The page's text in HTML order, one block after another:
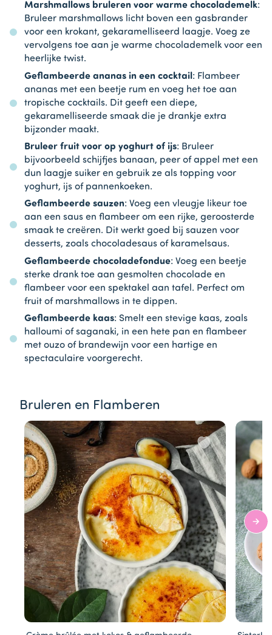
Marshmallows bruleren voor warme chocolademelk:
Bruleer marshmallows licht boven een gasbrander
voor een krokant, gekaramelliseerd laagje. Voeg ze
vervolgens toe aan je warme chocolademelk voor een
heerlijke twist.
Geflambeerde ananas in een cocktail: Flambeer
ananas met een beetje rum en voeg het toe aan
tropische cocktails. Dit geeft een diepe,
gekaramelliseerde smaak die je drankje extra
bijzonder maakt.
Bruleer fruit voor op yoghurt of ijs: Bruleer
bijvoorbeeld schijfjes banaan, peer of appel met een
dun laagje suiker en gebruik ze als topping voor
yoghurt, ijs of pannenkoeken.
Geflambeerde sauzen: Voeg een vleugje likeur toe
aan een saus en flambeer om een rijke, geroosterde
smaak te creëren. Dit werkt goed bij sauzen voor
desserts, zoals chocoladesaus of karamelsaus.
Geflambeerde chocoladefondue: Voeg een beetje
sterke drank toe aan gesmolten chocolade en
flambeer voor een spektakel aan tafel. Perfect om
fruit of marshmallows in te dippen.
Geflambeerde kaas: Smelt een stevige kaas, zoals
halloumi of saganaki, in een hete pan en flambeer
met ouzo of brandewijn voor een hartige en
spectaculaire voorgerecht.
Bruleren en Flamberen